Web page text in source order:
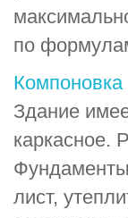
по
Компоновка
Здание
каркасное.
лист,